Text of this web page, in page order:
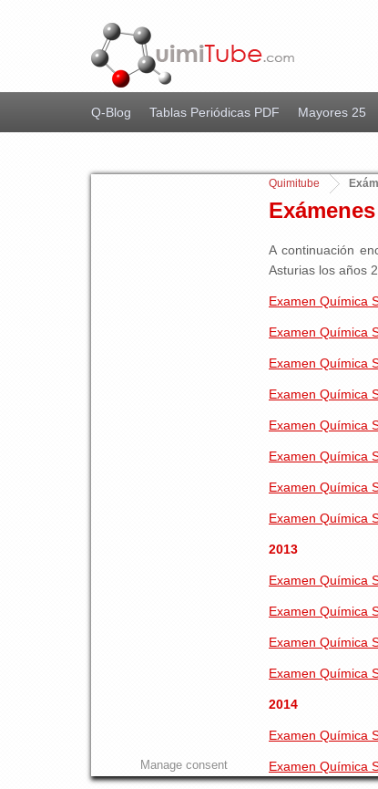
Q-Blog Tablas Periódicas PDF Mayores 25
Quimitube
A continuación
Asturias los años
Examen Química
Examen Química
Examen Química
Examen Química
Examen Química
Examen Química
Examen Química
Examen Química
2013
Examen Química
Examen Química
Examen Química
Examen Química
2014
Examen Química
Examen Química
Manage consent